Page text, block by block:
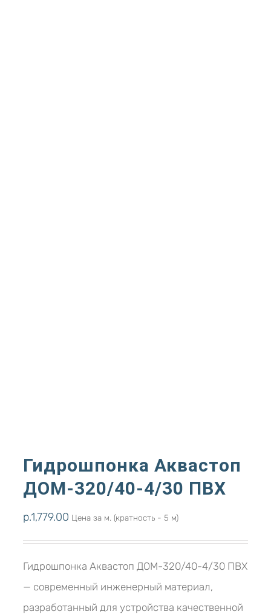
Гидрошпонка Аквастоп
ДОМ-320/40-4/30 ПВХ
р.1,779.00 Цена за м. (кратность - 5 м)
Гидрошпонка Аквастоп ДОМ-320/40-4/30 ПВХ
— современный инженерный материал,
разработанный для устройства качественной